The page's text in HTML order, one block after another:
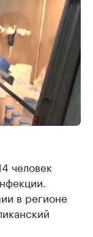
человек
в регионе